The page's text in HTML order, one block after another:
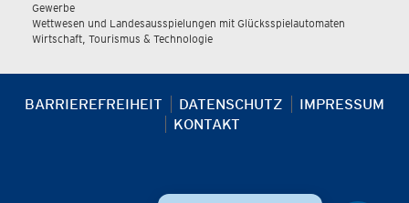
Gewerbe
Wettwesen und Landesausspielungen mit Glücksspielautomaten
Wirtschaft, Tourismus & Technologie
BARRIEREFREIHEIT DATENSCHUTZ
IMPRESSUM
KONTAKT